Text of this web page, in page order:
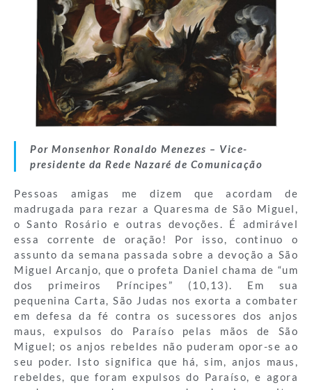
Por Monsenhor Ronaldo Menezes – Vice-
presidente da Rede Nazaré de Comunicação
Pessoas amigas me dizem que acordam de
madrugada para rezar a Quaresma de São Miguel,
o Santo Rosário e outras devoções. É admirável
essa corrente de oração! Por isso, continuo o
assunto da semana passada sobre a devoção a São
Miguel Arcanjo, que o profeta Daniel chama de “um
dos primeiros Príncipes” (10,13). Em sua
pequenina Carta, São Judas nos exorta a combater
em defesa da fé contra os sucessores dos anjos
maus, expulsos do Paraíso pelas mãos de São
Miguel; os anjos rebeldes não puderam opor-se ao
seu poder. Isto significa que há, sim, anjos maus,
rebeldes, que foram expulsos do Paraíso, e agora